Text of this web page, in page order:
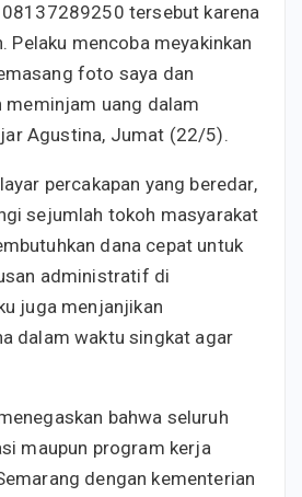
tersebut karena
Pelaku mencoba meyakinkan
foto saya dan
meminjam uang dalam
Agustina, Jumat (22/5).
percakapan yang beredar,
sejumlah tokoh masyarakat
dana cepat untuk
administratif di
juga menjanjikan
dalam waktu singkat agar
bahwa seluruh
maupun program kerja
dengan kementerian